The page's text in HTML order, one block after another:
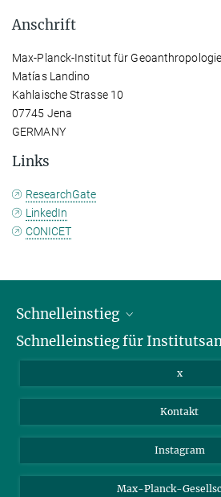
Anschrift
Max-Planck-Institut für Geoanthropologie
Matías Landino
Kahlaische Strasse 10
07745 Jena
GERMANY
Links
ResearchGate
LinkedIn
CONICET
Schnelleinstieg
Bibliothek
Schnelleinstieg für
Nextcloud
x
Kontakt
Instagram
Max-Planck-